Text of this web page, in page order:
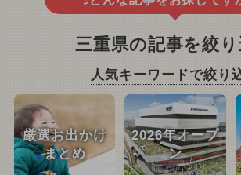
三重県の記事を絞
人気キーワードで絞り
厳選お出かけ
まとめ
2026年オープ
ン